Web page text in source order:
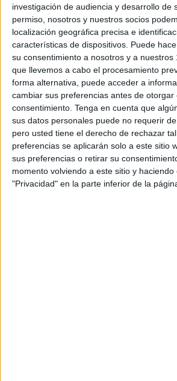
investigación de audiencia y desarrollo de
permiso, nosotros y nuestros socios
localización geográfica precisa e
características de dispositivos. Puede
su consentimiento a nosotros y a nuestros
que llevemos a cabo el procesamiento
forma alternativa, puede acceder a
cambiar sus preferencias antes de otorgar
consentimiento. Tenga en cuenta que
sus datos personales puede no requerir
pero usted tiene el derecho de rechazar
preferencias se aplicarán solo a este sitio
sus preferencias o retirar su
momento volviendo a este sitio y haciendo
"Privacidad" en la parte inferior de la